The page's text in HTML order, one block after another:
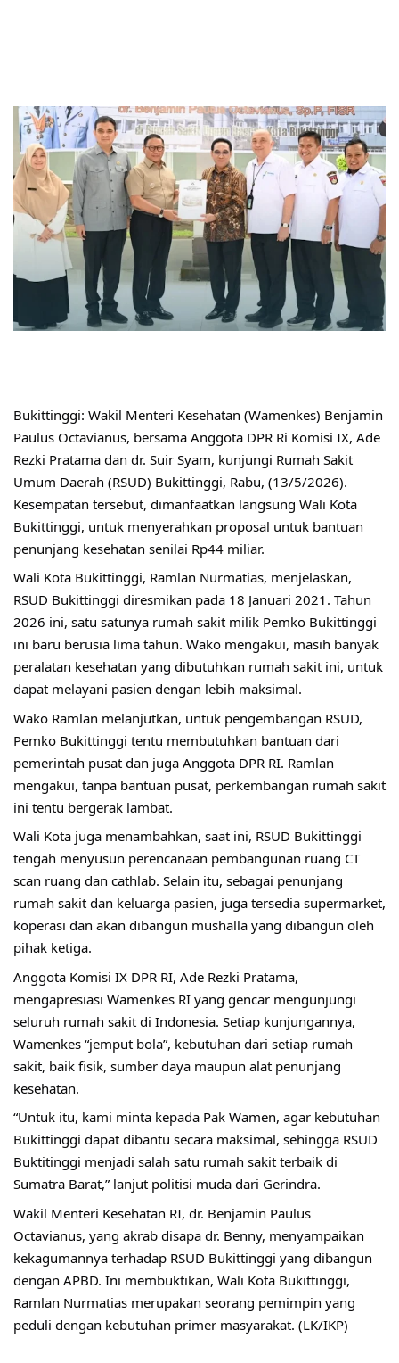
Bukittinggi: Wakil Menteri Kesehatan (Wamenkes) Benjamin
Paulus Octavianus, bersama Anggota DPR Ri Komisi IX, Ade
Rezki Pratama dan dr. Suir Syam, kunjungi Rumah Sakit
Umum Daerah (RSUD) Bukittinggi, Rabu, (13/5/2026).
Kesempatan tersebut, dimanfaatkan langsung Wali Kota
Bukittinggi, untuk menyerahkan proposal untuk bantuan
penunjang kesehatan senilai Rp44 miliar.
Wali Kota Bukittinggi, Ramlan Nurmatias, menjelaskan,
RSUD Bukittinggi diresmikan pada 18 Januari 2021. Tahun
2026 ini, satu satunya rumah sakit milik Pemko Bukittinggi
ini baru berusia lima tahun. Wako mengakui, masih banyak
peralatan kesehatan yang dibutuhkan rumah sakit ini, untuk
dapat melayani pasien dengan lebih maksimal.
Wako Ramlan melanjutkan, untuk pengembangan RSUD,
Pemko Bukittinggi tentu membutuhkan bantuan dari
pemerintah pusat dan juga Anggota DPR RI. Ramlan
mengakui, tanpa bantuan pusat, perkembangan rumah sakit
ini tentu bergerak lambat.
Wali Kota juga menambahkan, saat ini, RSUD Bukittinggi
tengah menyusun perencanaan pembangunan ruang CT
scan ruang dan cathlab. Selain itu, sebagai penunjang
rumah sakit dan keluarga pasien, juga tersedia supermarket,
koperasi dan akan dibangun mushalla yang dibangun oleh
pihak ketiga.
Anggota Komisi IX DPR RI, Ade Rezki Pratama,
mengapresiasi Wamenkes RI yang gencar mengunjungi
seluruh rumah sakit di Indonesia. Setiap kunjungannya,
Wamenkes “jemput bola”, kebutuhan dari setiap rumah
sakit, baik fisik, sumber daya maupun alat penunjang
kesehatan.
“Untuk itu, kami minta kepada Pak Wamen, agar kebutuhan
Bukittinggi dapat dibantu secara maksimal, sehingga RSUD
Buktitinggi menjadi salah satu rumah sakit terbaik di
Sumatra Barat,” lanjut politisi muda dari Gerindra.
Wakil Menteri Kesehatan RI, dr. Benjamin Paulus
Octavianus, yang akrab disapa dr. Benny, menyampaikan
kekagumannya terhadap RSUD Bukittinggi yang dibangun
dengan APBD. Ini membuktikan, Wali Kota Bukittinggi,
Ramlan Nurmatias merupakan seorang pemimpin yang
peduli dengan kebutuhan primer masyarakat. (LK/IKP)